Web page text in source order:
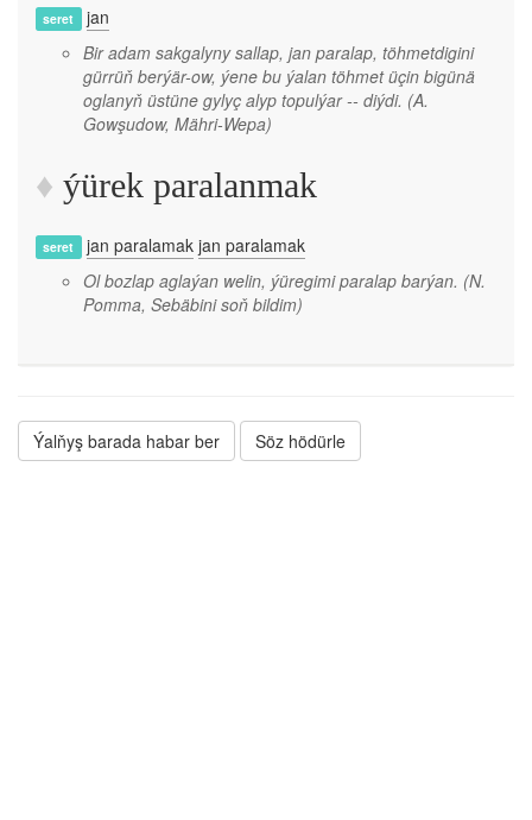
seret
jan
Bir adam sakgalyny sallap, jan paralap, töhmetdigini
gürrüň berýär-ow, ýene bu ýalan töhmet üçin bigünä
oglanyň üstüne gylyç alyp topulýar -- diýdi. (A.
Gowşudow, Mähri-Wepa)
ýürek paralanmak
seret jan paralamak jan paralamak
Ol bozlap aglaýan welin, ýüregimi paralap barýan. (N.
Pomma, Sebäbini soň bildim)
Ýalňyş barada habar ber Söz hödürle